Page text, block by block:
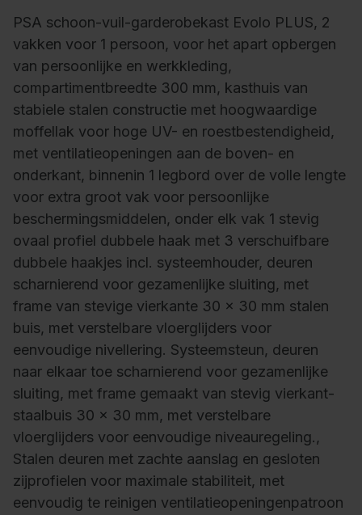
PSA schoon-vuil-garderobekast Evolo PLUS, 2
vakken voor 1 persoon, voor het apart opbergen
van persoonlijke en werkkleding,
compartimentbreedte 300 mm, kasthuis van
stabiele stalen constructie met hoogwaardige
moffellak voor hoge UV- en roestbestendigheid,
met ventilatieopeningen aan de boven- en
onderkant, binnenin 1 legbord over de volle lengte
voor extra groot vak voor persoonlijke
beschermingsmiddelen, onder elk vak 1 stevig
ovaal profiel dubbele haak met 3 verschuifbare
dubbele haakjes incl. systeemhouder, deuren
scharnierend voor gezamenlijke sluiting, met
frame van stevige vierkante 30 x 30 mm stalen
buis, met verstelbare vloerglijders voor
eenvoudige nivellering. Systeemsteun, deuren
naar elkaar toe scharnierend voor gezamenlijke
sluiting, met frame gemaakt van stevig vierkant-
staalbuis 30 x 30 mm, met verstelbare
vloerglijders voor eenvoudige niveauregeling.,
Stalen deuren met zachte aanslag en gesloten
zijprofielen voor maximale stabiliteit, met
eenvoudig te reinigen ventilatieopeningenpatroon